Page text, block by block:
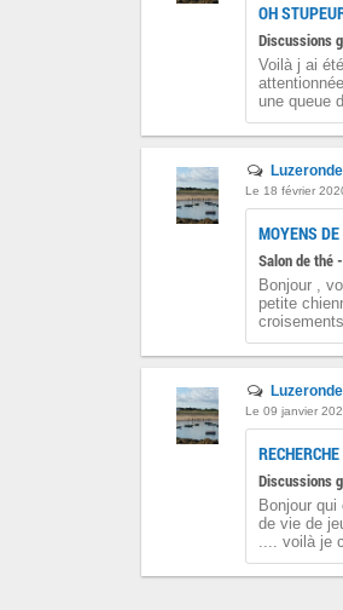
OH
Discussions
Voilà j ai
une queue
Luzeronde
Le 18 février
MOYENS
Salon de thé -
Bonjour ,
petite
Luzeronde
Le 09 janvier
Discussions
Bonjour
de vie de
.... voilà je